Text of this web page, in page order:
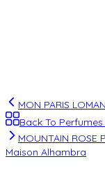
MON PARIS
Back To
MOUNTAIN ROSE
Maison Alhambra